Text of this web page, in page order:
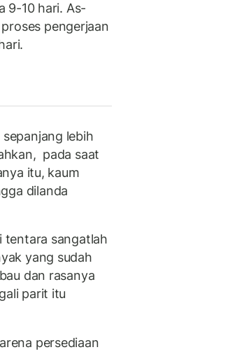
9-10 hari. As-
pengerjaan
lebih
pada saat
itu, kaum
dilanda
tentara sangatlah
yang sudah
dan rasanya
parit itu
persediaan